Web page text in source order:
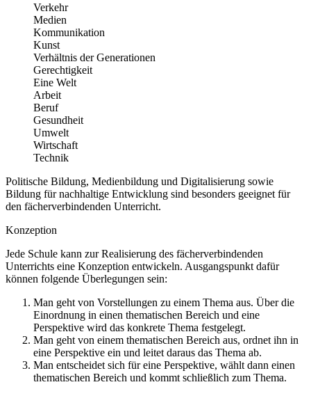
Verkehr
Medien
Kommunikation
Kunst
Verhältnis der Generationen
Gerechtigkeit
Eine Welt
Arbeit
Beruf
Gesundheit
Umwelt
Wirtschaft
Technik
Politische Bildung, Medienbildung und Digitalisierung sowie
Bildung für nachhaltige Entwicklung sind besonders geeignet für
den fächerverbindenden Unterricht.
Konzeption
Jede Schule kann zur Realisierung des fächerverbindenden
Unterrichts eine Konzeption entwickeln. Ausgangspunkt dafür
können folgende Überlegungen sein:
Man geht von Vorstellungen zu einem Thema aus. Über die
Einordnung in einen thematischen Bereich und eine
Perspektive wird das konkrete Thema festgelegt.
Man geht von einem thematischen Bereich aus, ordnet ihn in
eine Perspektive ein und leitet daraus das Thema ab.
Man entscheidet sich für eine Perspektive, wählt dann einen
thematischen Bereich und kommt schließlich zum Thema.